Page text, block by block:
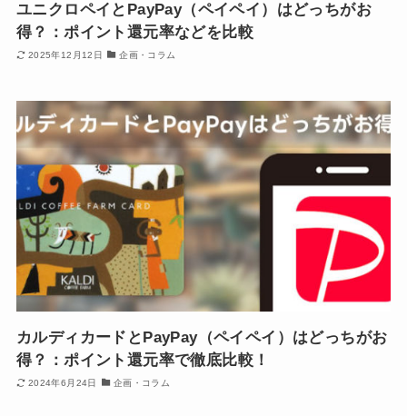
ユニクロペイとPayPay（ペイペイ）はどっちがお
得？：ポイント還元率などを比較
2025年12月12日 企画・コラム
カルディカードとPayPay（ペイペイ）はどっちがお
得？：ポイント還元率で徹底比較！
2024年6月24日 企画・コラム